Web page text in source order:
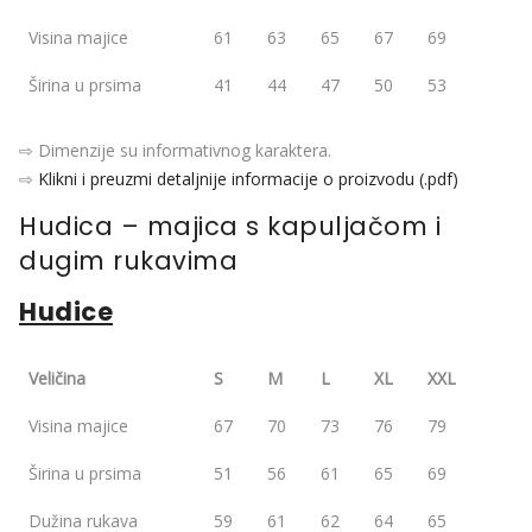
Visina majice 61 63 65 67 69
Širina u prsima 41 44 47 50 53
⇨ Dimenzije su informativnog karaktera.
⇨ Klikni i preuzmi detaljnije informacije o proizvodu (.pdf)
Hudica – majica s kapuljačom i
dugim rukavima
Hudice
Veličina S M L XL XXL
Visina majice 67 70 73 76 79
Širina u prsima 51 56 61 65 69
Dužina rukava 59 61 62 64 65